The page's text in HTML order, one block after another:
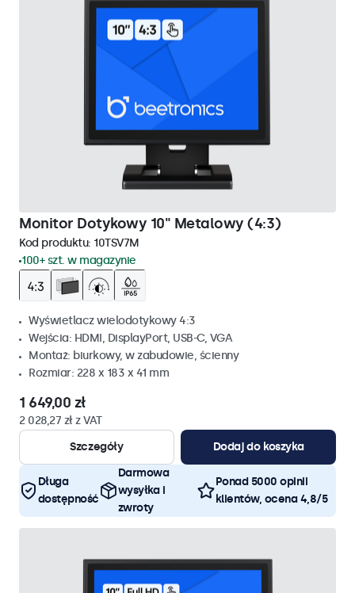
Monitor Dotykowy 10" Metalowy (4:3)
Kod produktu: 10TSV7M
100+ szt. w magazynie
Wyświetlacz wielodotykowy 4:3
Wejścia: HDMI, DisplayPort, USB-C, VGA
Montaż: biurkowy, w zabudowie, ścienny
Rozmiar: 228 x 183 x 41 mm
1 649,00 zł
2 028,27 zł z VAT
Szczegóły
Dodaj do koszyka
Długa
dostępność
Darmowa
wysyłka i
zwroty
Ponad 5000 opinii
klientów, ocena 4,8/5